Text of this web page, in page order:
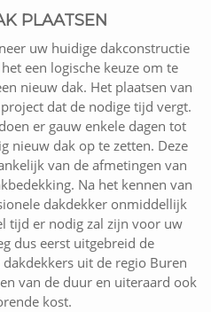
PLAATSEN
uw huidige dakconstructie
een logische keuze om te
nieuw dak. Het plaatsen van
dat de nodige tijd vergt.
er gauw enkele dagen tot
nieuw dak op te zetten. Deze
van de afmetingen van
Na het kennen van
dakdekker onmiddellijk
tijd er nodig zal zijn voor uw
dus eerst uitgebreid de
uit de regio Buren
van de duur en uiteraard ook
kost.